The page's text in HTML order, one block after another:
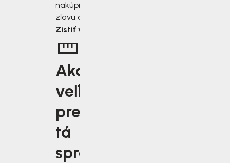
nakúpite, tým väčšiu
zľavu od nás získate.
Zistiť viac
Aká
veľkosť je
pre vás
tá
správna?